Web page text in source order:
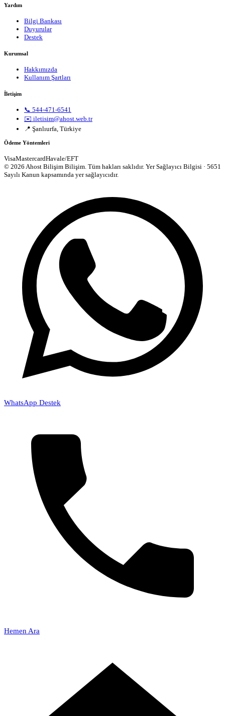
Yardım
Bilgi Bankası
Duyurular
Destek
Kurumsal
Hakkımızda
Kullanım Şartları
İletişim
📞 544-471-6541
✉️ iletisim@ahost.web.tr
📍 Şanlıurfa, Türkiye
Ödeme Yöntemleri
VisaMastercardHavale/EFT
© 2026 Ahost Bilişim Bilişim. Tüm hakları saklıdır. Yer Sağlayıcı Bilgisi · 5651
Sayılı Kanun kapsamında yer sağlayıcıdır.
WhatsApp Destek
Hemen Ara